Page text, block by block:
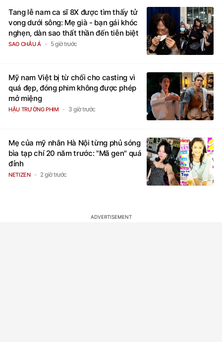
Tang lễ nam ca sĩ 8X được tìm thấy tử
vong dưới sông: Mẹ già - bạn gái khóc
nghẹn, dàn sao thất thần đến tiễn biệt
SAO CHÂU Á 5 giờ trước
Mỹ nam Việt bị từ chối cho casting vì
quá đẹp, đóng phim không được phép
mở miệng
HẬU TRƯỜNG PHIM 3 giờ trước
Mẹ của mỹ nhân Hà Nội từng phủ sóng
bìa tạp chí 20 năm trước: "Mã gen" quá
đỉnh
NETIZEN 2 giờ trước